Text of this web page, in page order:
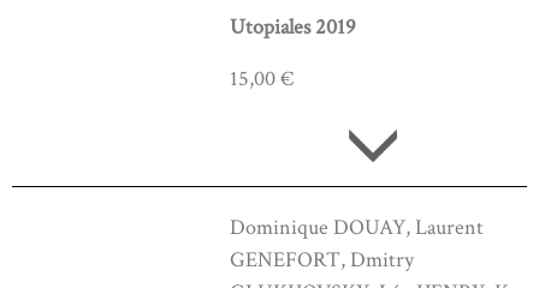
Utopiales 2019
15,00 €
Dominique DOUAY, Laurent
GENEFORT, Dmitry